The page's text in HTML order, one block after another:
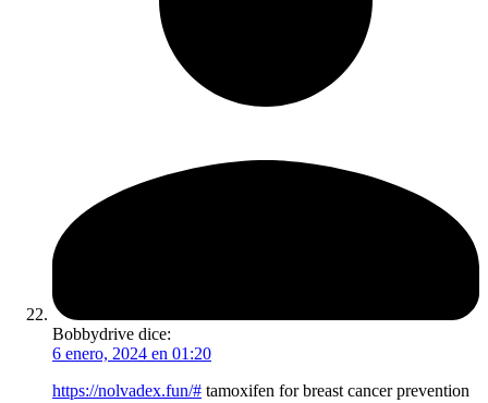
Bobbydrive dice:
6 enero, 2024 en 01:20
https://nolvadex.fun/# tamoxifen for breast cancer prevention